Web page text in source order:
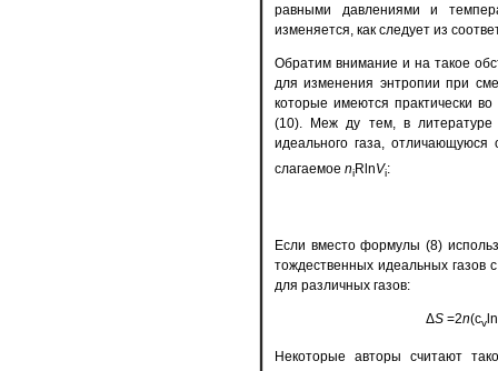
равными давлениями и
изменяется, как следует из
Обратим внимание и на такое
для изменения энтропии при
которые имеются практически
(10). Меж ду тем, в литературе
идеального газа,
слагаемое niRlnVi:
Если вместо формулы (8)
тождественных идеальных
для различных газов:
ΔS =2n(cvln
Некоторые авторы считают